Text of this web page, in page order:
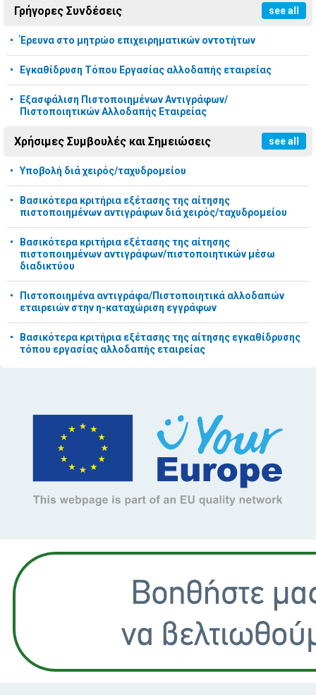
Γρήγορες Συνδέσεις see all
Έρευνα στο μητρώο επιχειρηματικών οντοτήτων
Εγκαθίδρυση Τόπου Εργασίας αλλοδαπής εταιρείας
Εξασφάλιση Πιστοποιημένων Αντιγράφων/
Πιστοποιητικών Αλλοδαπής Εταιρείας
Χρήσιμες Συμβουλές και Σημειώσεις see all
Υποβολή διά χειρός/ταχυδρομείου
Βασικότερα κριτήρια εξέτασης της αίτησης
πιστοποιημένων αντιγράφων διά χειρός/ταχυδρομείου
Βασικότερα κριτήρια εξέτασης της αίτησης
πιστοποιημένων αντιγράφων/πιστοποιητικών μέσω
διαδικτύου
Πιστοποιημένα αντιγράφα/Πιστοποιητικά αλλοδαπών
εταιρειών στην η-καταχώριση εγγράφων
Βασικότερα κριτήρια εξέτασης της αίτησης εγκαθίδρυσης
τόπου εργασίας αλλοδαπής εταιρείας